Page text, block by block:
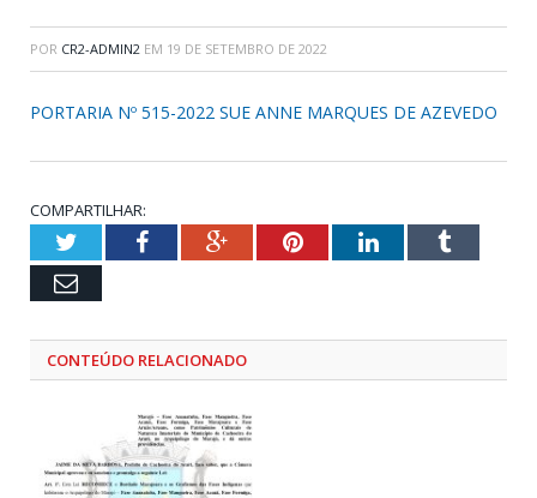
POR CR2-ADMIN2 EM 19 DE SETEMBRO DE 2022
PORTARIA Nº 515-2022 SUE ANNE MARQUES DE AZEVEDO
COMPARTILHAR:
TwitterFacebookGoogle+PinterestLinkedInTumblr
Email
CONTEÚDO RELACIONADO